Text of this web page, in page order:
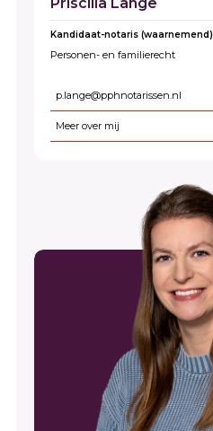
Priscilla Lange
Kandidaat-notaris (waarnemend)
Personen- en familierecht
p.lange@pphnotarissen.nl
Meer over mij